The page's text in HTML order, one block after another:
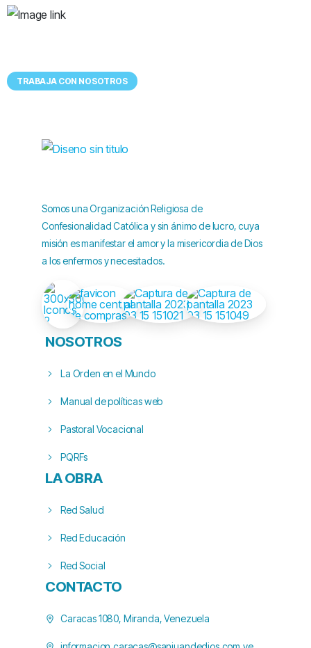
TRABAJA CON NOSOTROS
Somos una Organización Religiosa de
Confesionalidad Católica y sin ánimo de lucro, cuya
misión es manifestar el amor y la misericordia de Dios
a los enfermos y necesitados.
NOSOTROS
La Orden en el Mundo
Manual de políticas web
Pastoral Vocacional
PQRFs
LA OBRA
Red Salud
Red Educación
Red Social
CONTACTO
Caracas 1080, Miranda, Venezuela